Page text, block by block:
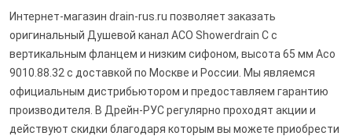
Интернет-магазин drain-rus.ru позволяет заказать
оригинальный Душевой канал ACO Showerdrain C с
вертикальным фланцем и низким сифоном, высота 65 мм Aco
9010.88.32 с доставкой по Москве и России. Мы являемся
официальным дистрибьютором и предоставляем гарантию
производителя. В Дрейн-РУС регулярно проходят акции и
действуют скидки благодаря которым вы можете приобрести